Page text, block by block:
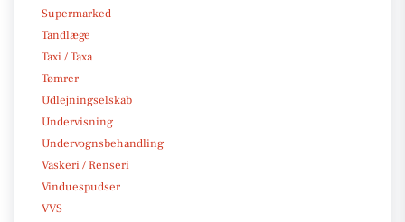
Supermarked
Tandlæge
Taxi / Taxa
Tømrer
Udlejningselskab
Undervisning
Undervognsbehandling
Vaskeri / Renseri
Vinduespudser
VVS